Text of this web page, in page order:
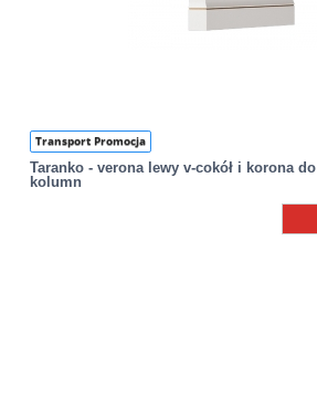
Transport Promocja
Taranko - verona lewy v-cokół i korona do
kolumn